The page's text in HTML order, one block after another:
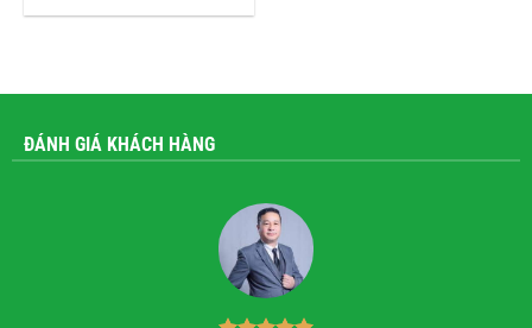
ĐÁNH GIÁ KHÁCH HÀNG